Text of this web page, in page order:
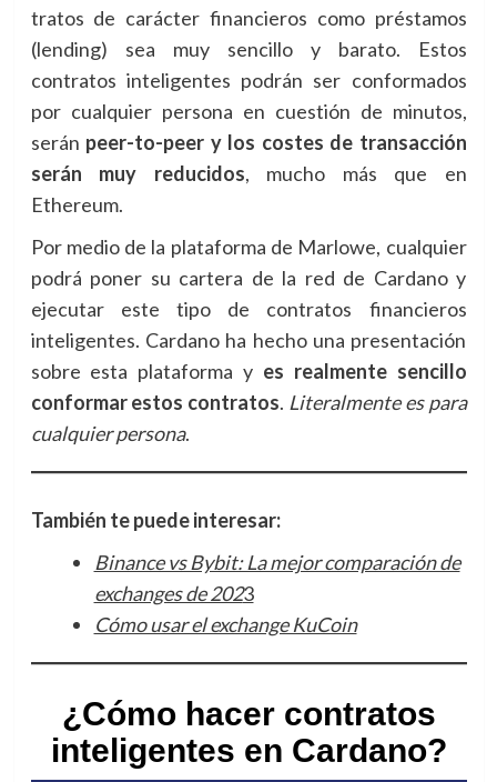
tratos de carácter financieros como préstamos
(lending) sea muy sencillo y barato. Estos
contratos inteligentes podrán ser conformados
por cualquier persona en cuestión de minutos,
serán peer-to-peer y los costes de transacción
serán muy reducidos, mucho más que en
Ethereum.
Por medio de la plataforma de Marlowe, cualquier
podrá poner su cartera de la red de Cardano y
ejecutar este tipo de contratos financieros
inteligentes. Cardano ha hecho una presentación
sobre esta plataforma y es realmente sencillo
conformar estos contratos. Literalmente es para
cualquier persona.
También te puede interesar:
Binance vs Bybit: La mejor comparación de
exchanges de 2023
Cómo usar el exchange KuCoin
¿ Cómo hacer contratos
inteligentes en Cardano?